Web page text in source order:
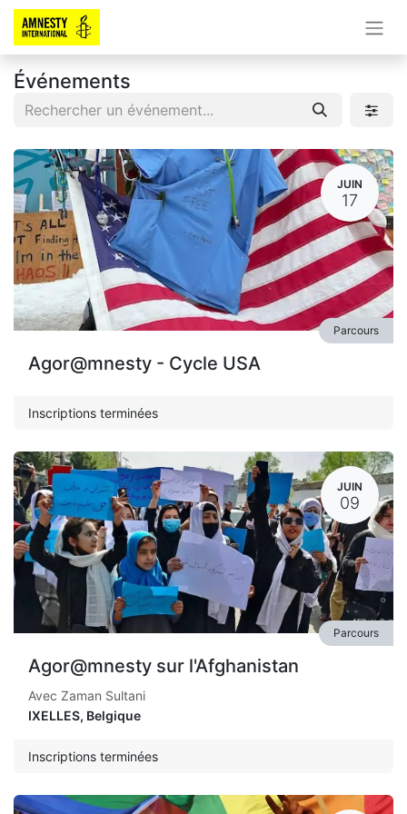
Événements
JUIN
17
Agor@mnesty - Cycle USA
Parcours
Inscriptions terminées
JUIN
09
Agor@mnesty sur l'Afghanistan
Avec Zaman Sultani
Parcours
IXELLES, Belgique
Inscriptions terminées